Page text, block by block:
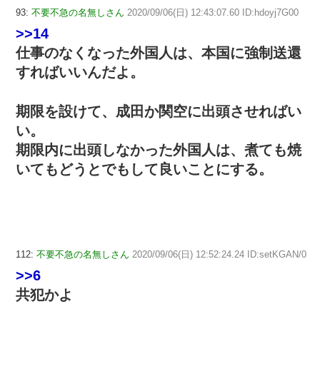
93: 不要不急の名無しさん 2020/09/06(日) 12:43:07.60 ID:hdoyj7G00
>>14
仕事のなくなった外国人は、本国に強制送還
すればいいんだよ。
期限を設けて、成田か関空に出頭させればい
い。
期限内に出頭しなかった外国人は、煮ても焼
いてもどうとでもして良いことにする。
112: 不要不急の名無しさん 2020/09/06(日) 12:52:24.24 ID:setKGAN/0
>>6
共犯かよ